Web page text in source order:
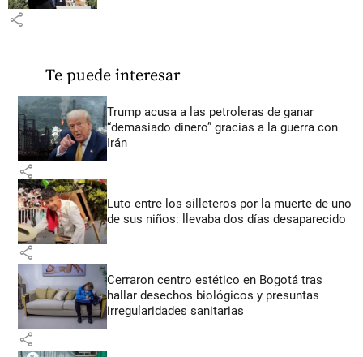
share
Te puede interesar
Trump acusa a las petroleras de ganar
“demasiado dinero” gracias a la guerra con
Irán
share
Luto entre los silleteros por la muerte de uno
de sus niños: llevaba dos días desaparecido
share
Cerraron centro estético en Bogotá tras
hallar desechos biológicos y presuntas
irregularidades sanitarias
share